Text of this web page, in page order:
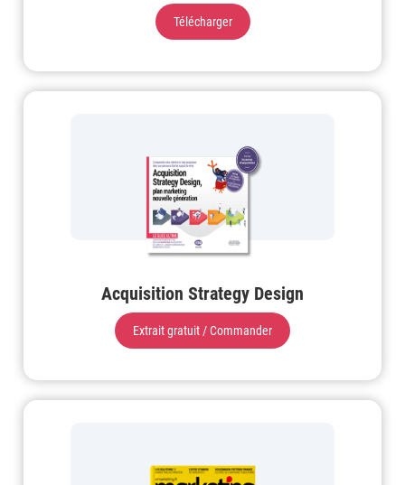
Télécharger
Acquisition Strategy Design
Extrait gratuit / Commander